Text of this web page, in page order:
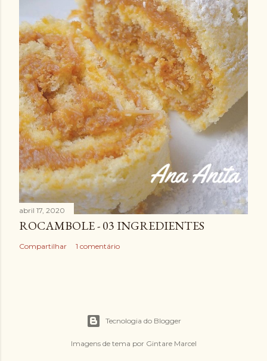
abril 17, 2020
ROCAMBOLE - 03 INGREDIENTES
Compartilhar 1 comentário
Tecnologia do Blogger
Imagens de tema por Gintare Marcel